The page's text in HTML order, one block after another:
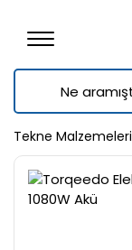
Tekne Malzemeleri